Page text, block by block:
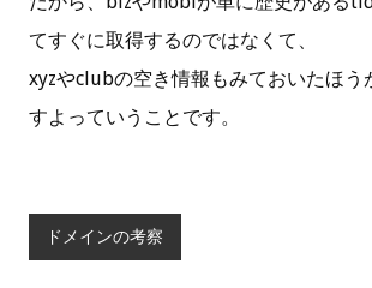
てすぐに取得するのではなくて、
xyzやclubの空き情報もみておいたほう
すよっていうことです。
ドメインの考察